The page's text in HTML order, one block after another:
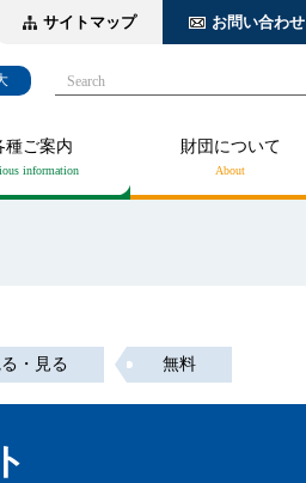
サイトマップ お問い合わせ
Search
種ご案内 財団について
・見る 無料